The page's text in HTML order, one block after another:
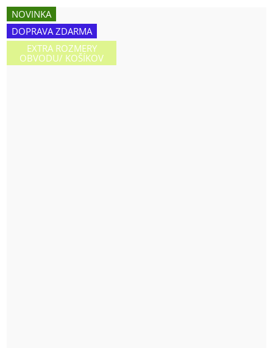
NOVINKA
DOPRAVA ZDARMA
EXTRA ROZMERY
OBVODU/ KOŠÍKOV